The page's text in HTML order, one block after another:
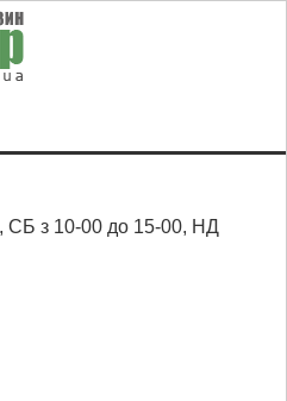
СБ з 10-00 до 15-00, НД